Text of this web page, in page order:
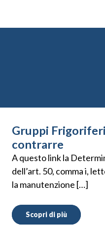
Gruppi
contrarre
A questo link la
dell’art. 50, comma i,
la manutenzione […]
Scopri di più